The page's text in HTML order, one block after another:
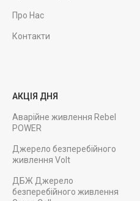
Про Нас
Контакти
АКЦІЯ ДНЯ
Аварійне живлення Rebel
POWER
Джерело безперебійного
живлення Volt
ДБЖ Джерело
безперебійного живлення